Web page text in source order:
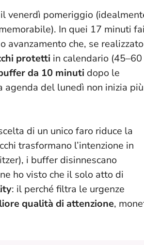
il venerdì pomeriggio
In quei 17 minuti
avanzamento che, se
protetti in calendario (45–60
da 10 minuti dopo le
agenda del lunedì non inizia più
di un unico faro riduce la
trasformano l’intenzione in
i buffer disinnescano
ho visto che il solo atto di
: il perché filtra le urgenze
qualità di attenzione,